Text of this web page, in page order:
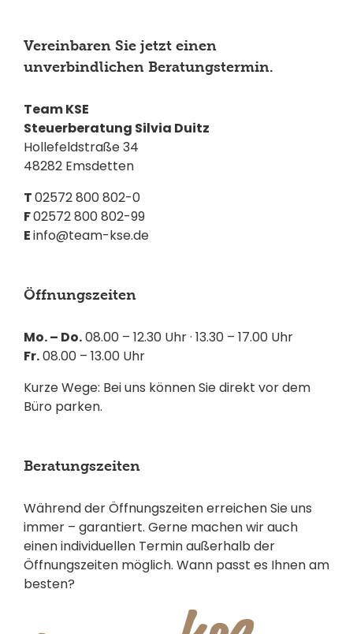
Vereinbaren Sie jetzt einen
unverbindlichen Beratungstermin.
Team KSE
Steuerberatung Silvia Duitz
Hollefeldstraße 34
48282 Emsdetten
T02572 800 802-0
F02572 800 802-99
Einfo@team-kse.de
Öffnungszeiten
Mo. – Do.08.00 – 12.30 Uhr · 13.30 – 17.00 Uhr
Fr.08.00 – 13.00 Uhr
Kurze Wege: Bei uns können Sie direkt vor dem
Büro parken.
Beratungszeiten
Während der Öffnungszeiten erreichen Sie uns
immer – garantiert. Gerne machen wir auch
einen individuellen Termin außerhalb der
Öffnungszeiten möglich. Wann passt es Ihnen am
besten?